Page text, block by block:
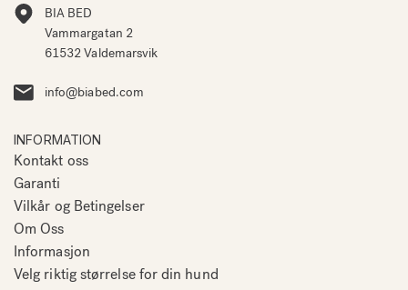
BIA BED
Vammargatan 2
61532 Valdemarsvik
info@biabed.com
INFORMATION
Kontakt oss
Garanti
Vilkår og Betingelser
Om Oss
Informasjon
Velg riktig størrelse for din hund